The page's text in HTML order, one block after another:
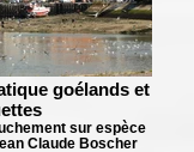
goélands et
sur espèce
Claude Boscher